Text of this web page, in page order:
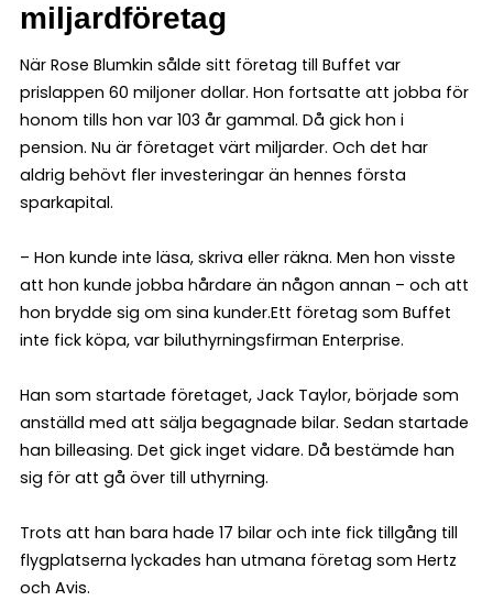
miljardföretag
När Rose Blumkin sålde sitt företag till Buffet var
prislappen 60 miljoner dollar. Hon fortsatte att jobba för
honom tills hon var 103 år gammal. Då gick hon i
pension. Nu är företaget värt miljarder. Och det har
aldrig behövt fler investeringar än hennes första
sparkapital.
– Hon kunde inte läsa, skriva eller räkna. Men hon visste
att hon kunde jobba hårdare än någon annan – och att
hon brydde sig om sina kunder.Ett företag som Buffet
inte fick köpa, var biluthyrningsfirman Enterprise.
Han som startade företaget, Jack Taylor, började som
anställd med att sälja begagnade bilar. Sedan startade
han billeasing. Det gick inget vidare. Då bestämde han
sig för att gå över till uthyrning.
Trots att han bara hade 17 bilar och inte fick tillgång till
flygplatserna lyckades han utmana företag som Hertz
och Avis.